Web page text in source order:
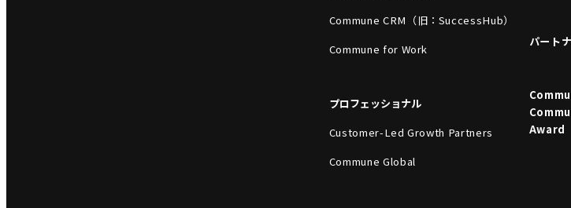
Commune CRM（旧：SuccessHub）
Commune for Work
プロフェッショナル
Customer-Led Growth Partners
Commune Global
パート
Award